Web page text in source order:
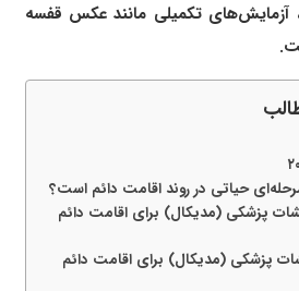
آزمایش‌های تکمیلی مانند عکس قفسه
حیاتی در روند اقامت دائم است؟
پزشکی (مدیکال) برای اقامت دائم
پزشکی (مدیکال) برای اقامت دائم